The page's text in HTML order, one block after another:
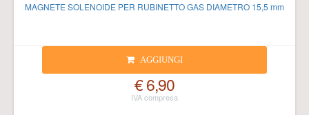
MAGNETE SOLENOIDE PER RUBINETTO GAS DIAMETRO 15,5 mm
AGGIUNGI
€ 6,90